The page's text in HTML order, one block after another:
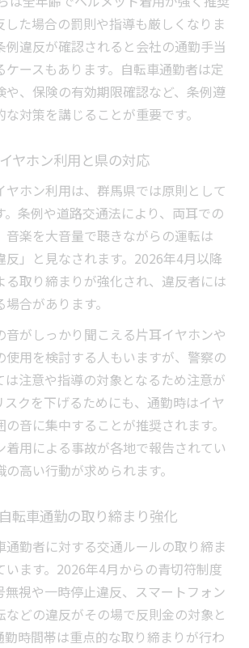
勤時の安全確保と音楽再生の注意
の指導で求められる自転車通勤マ
勤者が守るべきイヤホン利用ルー
勤手当の申請時に必要な注意事項
れた自転車保険のポイントと選び
勤で活かす通勤手当と保険制度の
通勤者向けに保険加入を徹底する理
と保険の両立で安心の自転車通勤
正で変わる自転車通勤の実践知識
法改正後の自転車通勤で守るべき
勤の現場で役立つ改正ポイント解
勤と道路交通法改正の最新動向
行に伴う自転車通勤の注意事項
した場合の罰則や指導も厳しくなりま
例違反が確認されると会社の通勤手当
ケースもあります。自転車通勤者は定
や、保険の有効期限確認など、条例遵
対策を講じることが重要です。
ヤホン利用と県の対応
ヤホン利用は、群馬県では原則として
。条例や道路交通法により、両耳での
音楽を大音量で聴きながらの運転は
反」と見なされます。2026年4月以降
る取り締まりが強化され、違反者には
合があります。
音がしっかり聞こえる片耳イヤホンや
使用を検討する人もいますが、警察の
は注意や指導の対象となるため注意が
スクを下げるためにも、通勤時はイヤ
音に集中することが推奨されます。
着用による事故が各地で報告されてい
高い行動が求められます。
転車通勤の取り締まり強化
通勤者に対する交通ルールの取り締ま
います。2026年4月からの青切符制度
無視や一時停止違反、スマートフォン
などの違反がその場で反則金の対象と
勤時間帯は重点的な取り締まりが行わ